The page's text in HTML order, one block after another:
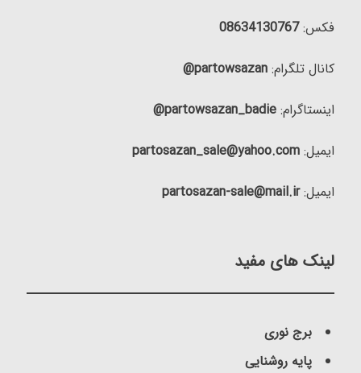
فکس:08634130767
کانال تلگرام:partowsazan@
اینستاگرام:partowsazan_badie@
ایمیل:partosazan_sale@yahoo.com
ایمیل:partosazan-sale@mail.ir
لینک های مفید
برج نوری
پایه روشنایی